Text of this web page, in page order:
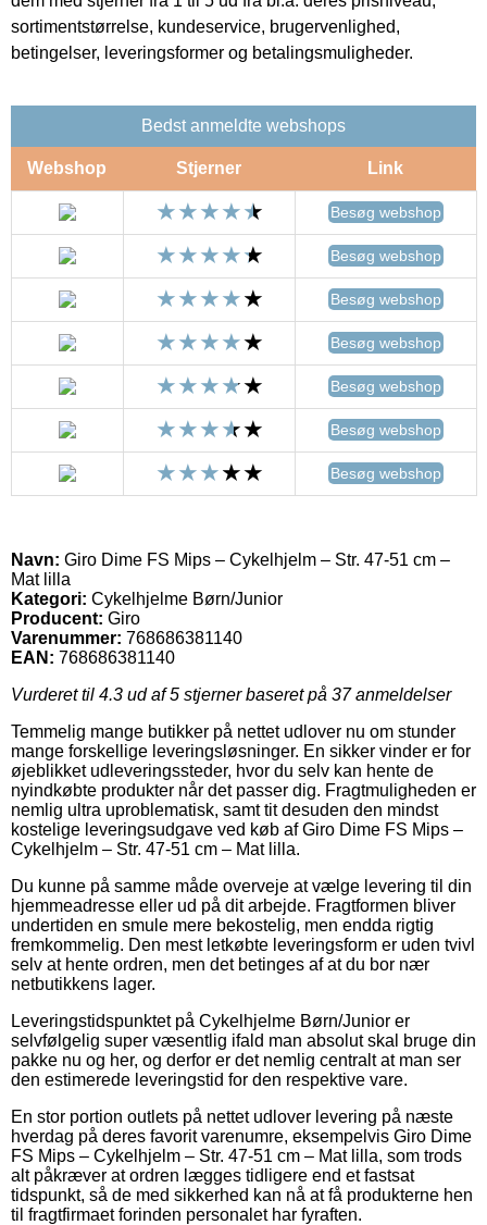
sortimentstørrelse, kundeservice, brugervenlighed,
betingelser, leveringsformer og betalingsmuligheder.
Bedst anmeldte webshops
Webshop Stjerner Link
Besøg webshop
Besøg webshop
Besøg webshop
Besøg webshop
Besøg webshop
Besøg webshop
Besøg webshop
Navn: Giro Dime FS Mips – Cykelhjelm – Str. 47-51 cm –
Mat lilla
Kategori: Cykelhjelme Børn/Junior
Producent: Giro
Varenummer: 768686381140
EAN: 768686381140
Vurderet til 4.3 ud af 5 stjerner baseret på 37anmeldelser
Temmelig mange butikker på nettet udlover nu om stunder
mange forskellige leveringsløsninger. En sikker vinder er for
øjeblikket udleveringssteder, hvor du selv kan hente de
nyindkøbte produkter når det passer dig. Fragtmuligheden er
nemlig ultra uproblematisk, samt tit desuden den mindst
kostelige leveringsudgave ved køb af Giro Dime FS Mips –
Cykelhjelm – Str. 47-51 cm – Mat lilla.
Du kunne på samme måde overveje at vælge levering til din
hjemmeadresse eller ud på dit arbejde. Fragtformen bliver
undertiden en smule mere bekostelig, men endda rigtig
fremkommelig. Den mest letkøbte leveringsform er uden tvivl
selv at hente ordren, men det betinges af at du bor nær
netbutikkens lager.
Leveringstidspunktet på Cykelhjelme Børn/Junior er
selvfølgelig super væsentlig ifald man absolut skal bruge din
pakke nu og her, og derfor er det nemlig centralt at man ser
den estimerede leveringstid for den respektive vare.
En stor portion outlets på nettet udlover levering på næste
hverdag på deres favorit varenumre, eksempelvis Giro Dime
FS Mips – Cykelhjelm – Str. 47-51 cm – Mat lilla, som trods
alt påkræver at ordren lægges tidligere end et fastsat
tidspunkt, så de med sikkerhed kan nå at få produkterne hen
til fragtfirmaet forinden personalet har fyraften.